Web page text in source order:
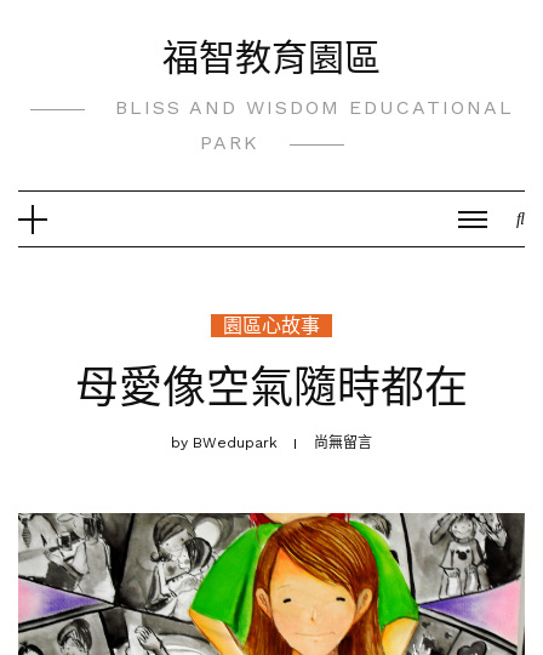
福智教育園區
BLISS AND WISDOM EDUCATIONAL
PARK
園區心故事
母愛像空氣隨時都在
by BWedupark 尚無留言